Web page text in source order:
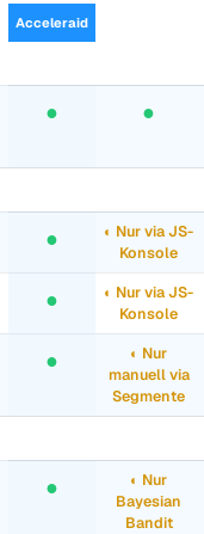
Acceleraid
● ●
●
◐ Nur via JS-
Konsole
●
◐ Nur via JS-
Konsole
●
◐ Nur
manuell via
Segmente
●
◐ Nur
Bayesian
Bandit